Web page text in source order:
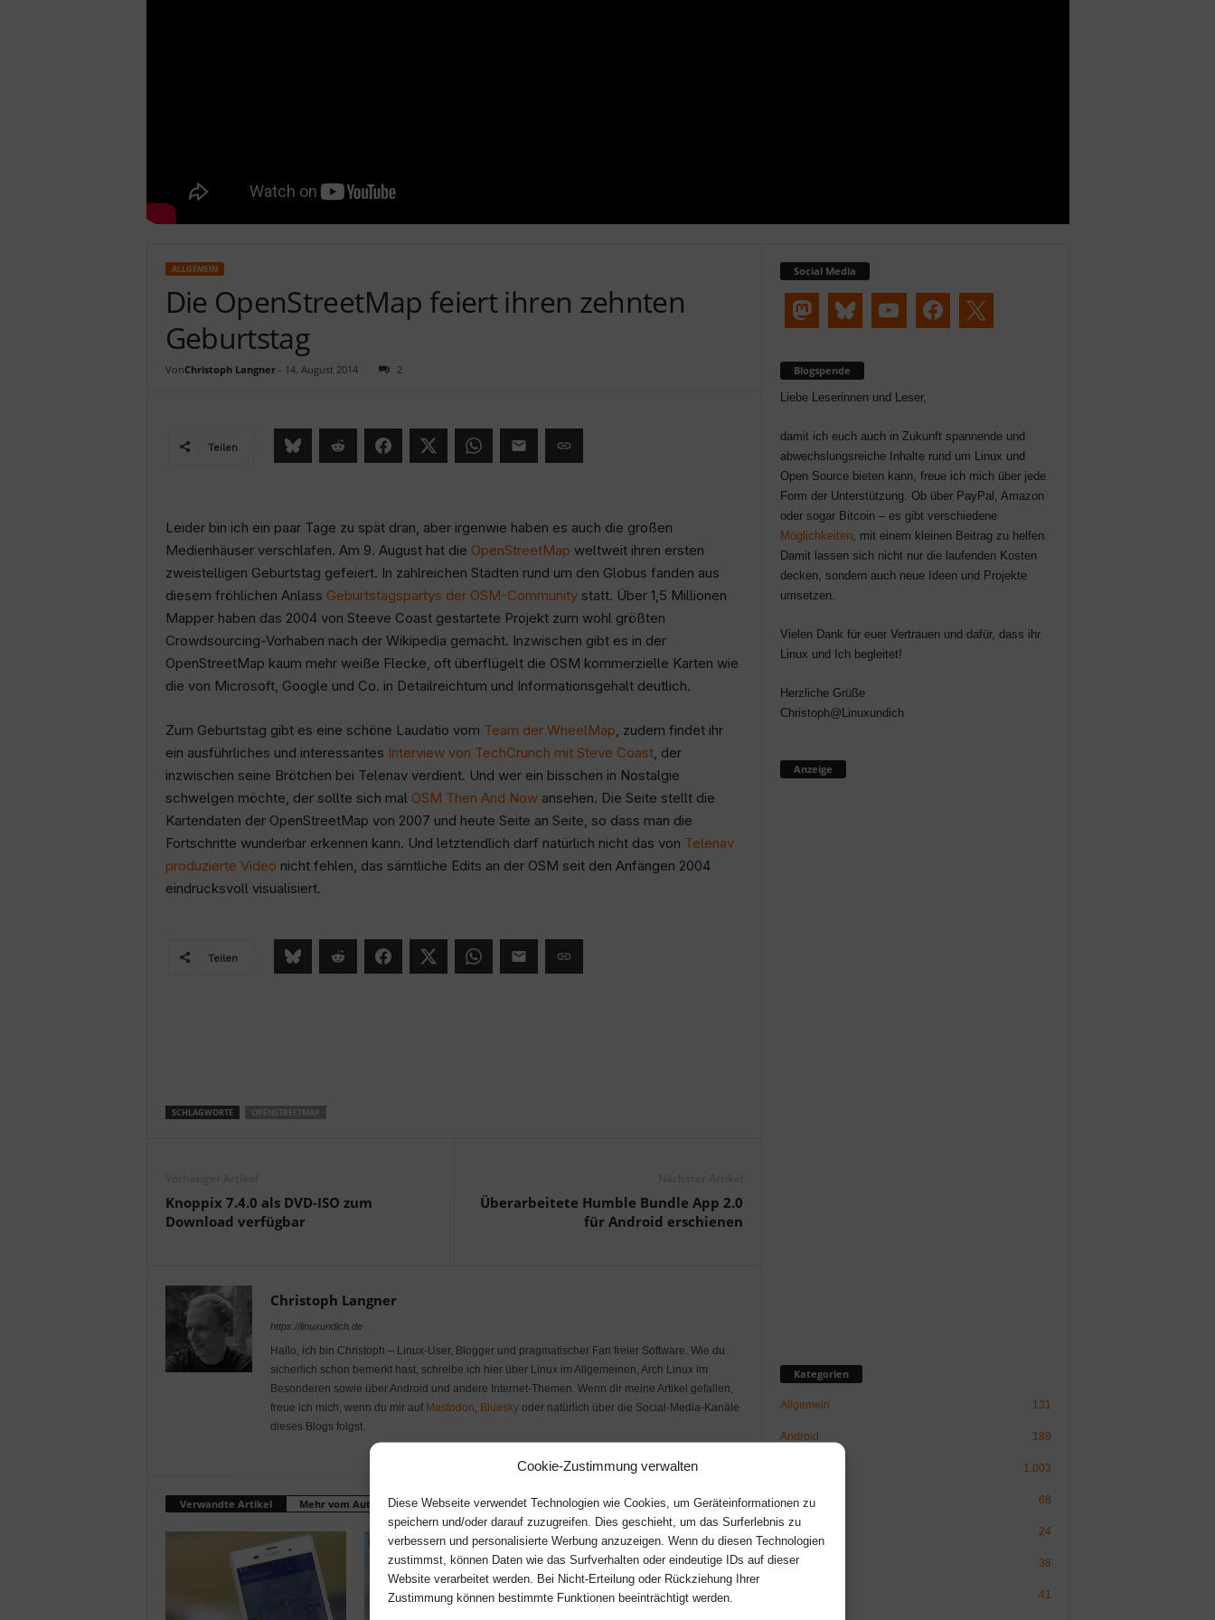
Cookie-Zustimmung verwalten
Diese Webseite verwendet Technologien wie Cookies, um Geräteinformationen zu
speichern und/oder darauf zuzugreifen. Dies geschieht, um das Surferlebnis zu
verbessern und personalisierte Werbung anzuzeigen. Wenn du diesen Technologien
zustimmst, können Daten wie das Surfverhalten oder eindeutige IDs auf dieser
Website verarbeitet werden. Bei Nicht-Erteilung oder Rückziehung Ihrer
Zustimmung können bestimmte Funktionen beeinträchtigt werden.
ALLGEMEIN
Die OpenStreetMap feiert ihren zehnten
Geburtstag
VonChristoph Langner- 14. August 2014 2
Teilen
Leider bin ich ein paar Tage zu spät dran, aber irgenwie haben es auch die großen
Medienhäuser verschlafen. Am 9. August hat die OpenStreetMap weltweit ihren ersten
zweistelligen Geburtstag gefeiert. In zahlreichen Städten rund um den Globus fanden aus
diesem fröhlichen Anlass Geburtstagspartys der OSM-Communitystatt. Über 1,5 Millionen
Mapper haben das 2004 von Steeve Coast gestartete Projekt zum wohl größten
Crowdsourcing-Vorhaben nach der Wikipedia gemacht. Inzwischen gibt es in der
OpenStreetMap kaum mehr weiße Flecke, oft überflügelt die OSM kommerzielle Karten wie
die von Microsoft, Google und Co. in Detailreichtum und Informationsgehalt deutlich.
Zum Geburtstag gibt es eine schöne Laudatio vom Team der WheelMap, zudem findet ihr
ein ausführliches und interessantes Interview von TechCrunch mit Steve Coast, der
inzwischen seine Brötchen bei Telenav verdient. Und wer ein bisschen in Nostalgie
schwelgen möchte, der sollte sich mal OSM Then And Nowansehen. Die Seite stellt die
Kartendaten der OpenStreetMap von 2007 und heute Seite an Seite, so dass man die
Fortschritte wunderbar erkennen kann. Und letztendlich darf natürlich nicht das von Telenav
produzierte Video nicht fehlen, das sämtliche Edits an der OSM seit den Anfängen 2004
eindrucksvoll visualisiert.
Teilen
SCHLAGWORTE OPENSTREETMAP
Knoppix 7.4.0 als DVD-ISO zum
Download verfügbar
Überarbeitete Humble Bundle App 2.0
für Android erschienen
Christoph Langner
https://linuxundich.de
Hallo, ich bin Christoph – Linux-User, Blogger und pragmatischer Fan freier Software. Wie du
sicherlich schon bemerkt hast, schreibe ich hier über Linux im Allgemeinen, Arch Linux im
Besonderen sowie über Android und andere Internet-Themen. Wenn dir meine Artikel gefallen,
freue ich mich, wenn du mir auf Mastodon, Blueskyoder natürlich über die Social-Media-Kanäle
dieses Blogs folgst.
Verwandte Artikel Mehr vom Autor
Social Media
Blogspende
Liebe Leserinnen und Leser,
damit ich euch auch in Zukunft spannende und
abwechslungsreiche Inhalte rund um Linux und
Open Source bieten kann, freue ich mich über jede
Form der Unterstützung. Ob über PayPal, Amazon
oder sogar Bitcoin – es gibt verschiedene
Möglichkeiten, mit einem kleinen Beitrag zu helfen.
Damit lassen sich nicht nur die laufenden Kosten
decken, sondern auch neue Ideen und Projekte
umsetzen.
Vielen Dank für euer Vertrauen und dafür, dass ihr
Linux und Ich begleitet!
Herzliche Grüße
Christoph@Linuxundich
Anzeige
Kategorien
Allgemein 131
Android 189
1.003
Hardware 68
24
News 38
41